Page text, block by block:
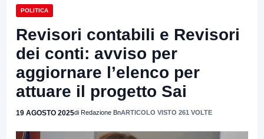
POLITICA
Revisori contabili e Revisori
dei conti: avviso per
aggiornare l’elenco per
attuare il progetto Sai
19 AGOSTO 2025di Redazione BnARTICOLO VISTO 261 VOLTE